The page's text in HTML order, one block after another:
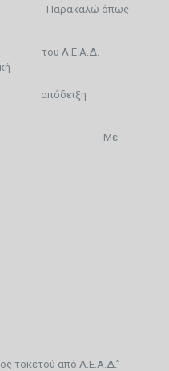
όπως
Λ.Ε.Α.Δ.
Με
τοκετού από Λ.Ε.Α.Δ.”